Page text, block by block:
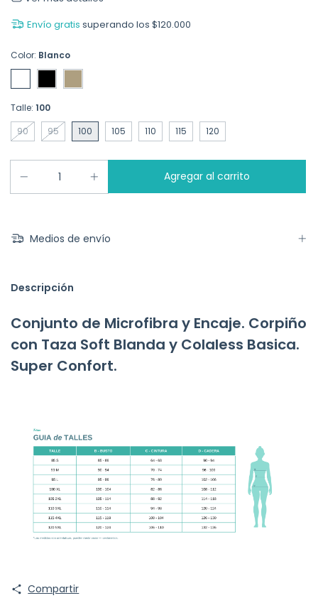
Envío gratis superando los $120.000
Color: Blanco
Talle: 100
90
95 100 105 110 115 120
Medios de envío
Descripción
Conjunto de Microfibra y Encaje. Corpiño
con Taza Soft Blanda y Colaless Basica.
Super Confort.
Compartir